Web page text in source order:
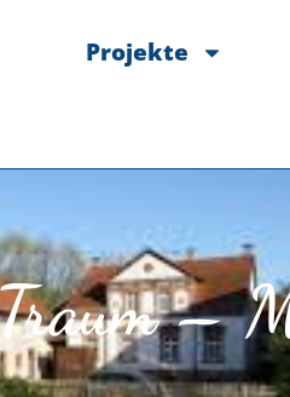
Projekte
–